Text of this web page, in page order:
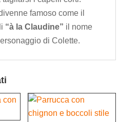
famoso come il
“à la Claudine” il nome
di Colette.